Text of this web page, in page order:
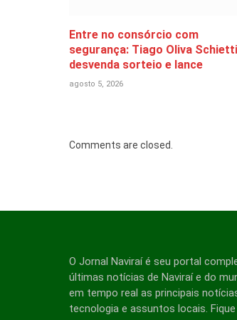
Entre no consórcio com
segurança: Tiago Oliva Schietti
desvenda sorteio e lance
agosto 5, 2026
Comments are closed.
O Jornal Naviraí é seu portal
últimas notícias de Naviraí e do
em tempo real as principais
tecnologia e assuntos locais.